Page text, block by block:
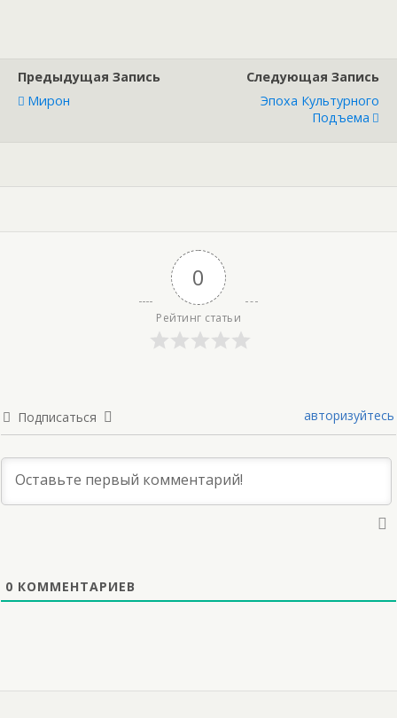
Предыдущая Запись
Мирон
Следующая Запись
Эпоха Культурного
Подъема
0
Рейтинг статьи
Подписаться авторизуйтесь
0 КОММЕНТАРИЕВ